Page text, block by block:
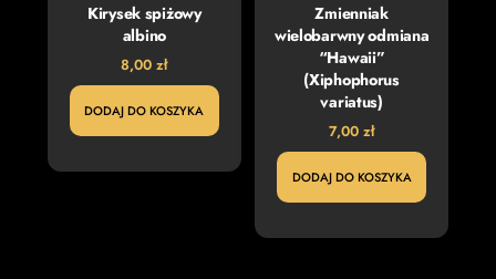
Kirysek spiżowy
albino
8,00zł
DODAJ DO KOSZYKA
Zmienniak
wielobarwny odmiana
“Hawaii”
(Xiphophorus
variatus)
7,00zł
DODAJ DO KOSZYKA